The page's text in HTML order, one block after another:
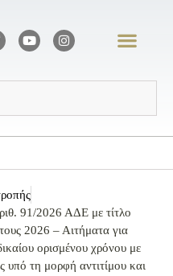
91/2026 ΑΔΕ με τίτλο
2026 – Αιτήματα για
ορισμένου χρόνου με
υπό τη μορφή αντιτίμου και